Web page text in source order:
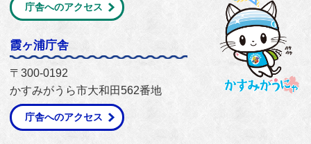
庁舎へのアクセス
霞ヶ浦庁舎
〒300-0192
かすみがうら市大和田562番地
庁舎へのアクセス